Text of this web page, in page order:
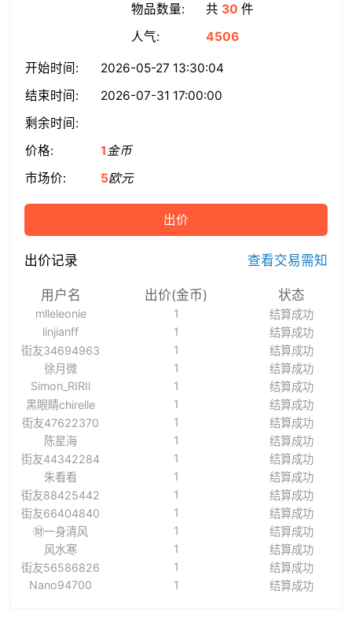
物品数量:
共 30 件
人气:
4506
开始时间:
2026-05-27 13:30:04
结束时间:
2026-07-31 17:00:00
剩余时间:
价格:
1金币
市场价:
5欧元
出价
出价记录 查看交易需知
用户名 出价(金币) 状态
mlleleonie 1
结算成功
linjianff
1
结算成功
街友34694963
1
结算成功
徐月微
1
结算成功
Simon_RIRIl
1
结算成功
黑眼睛chirelle
1
结算成功
街友47622370
1
结算成功
陈星海
1
结算成功
街友44342284
1
结算成功
朱看看
1
结算成功
街友88425442
1
结算成功
街友66404840
1
结算成功
㊖一身清风
1
结算成功
风水寒
1
结算成功
街友56586826
1
结算成功
Nano94700
1 结算成功